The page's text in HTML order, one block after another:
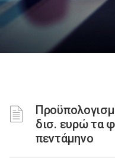
δισ. ευρώ τα
πεντάμηνο